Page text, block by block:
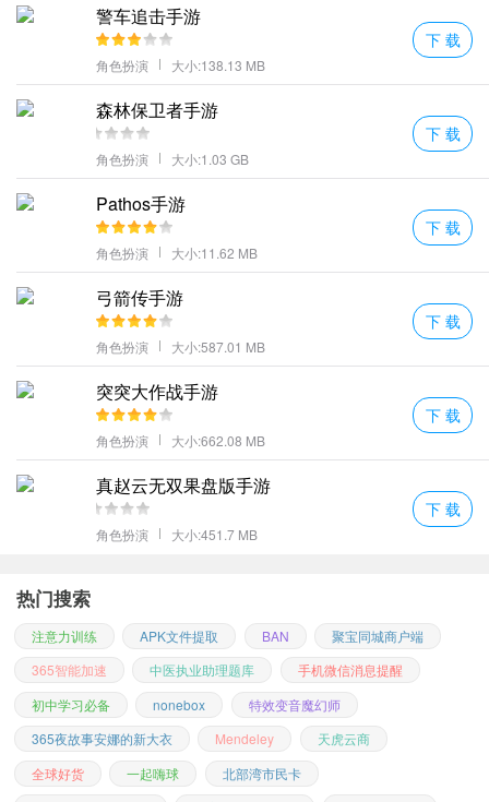
的装备让人惊喜。
经典传奇手游玩法结合新的玩法让玩家们更能尽情享受刺激热血的
凌天神帝特色
展现出独有的魅力需要不断的去提升自己的实力才是更加关键的一
选择各种招式对决强大的力量对决不同技能的互相叠加玩法自由升
级自己的战力。
精彩的全屏秒杀带来了震撼的视觉画面沉浸在恢弘的奇迹征途之
中。
跨服的挑战带来更多的惊喜尝试新奇的组队方式跨级
对手。
丰富的战斗活动等你参与进来随意的副本挑战刷新更多的boss掉落
的装备让人惊喜。
市场交易让玩家可以处理自己不要的装备不符合职业的装备都能直
组建行会的帮派之战召唤各种职业的选手成为这里的一份子。
更多好玩的游戏，请持续关注七号手游网
警车追击手游
角色扮演 大小:138.13 MB
下 载
森林保卫者手游
角色扮演 大小:1.03 GB
下 载
Pathos手游
角色扮演 大小:11.62 MB
下 载
弓箭传手游
角色扮演 大小:587.01 MB
下 载
突突大作战手游
角色扮演 大小:662.08 MB
下 载
真赵云无双果盘版手游
角色扮演 大小:451.7 MB
下 载
热门搜索
注意力训练 APK文件提取 BAN
聚宝同城商户端
365智能加速
中医执业助理题库
手机微信消息提醒
初中学习必备
nonebox
特效变音魔幻师
365夜故事安娜的新大衣
Mendeley
天虎云商
全球好货
一起嗨球
北部湾市民卡